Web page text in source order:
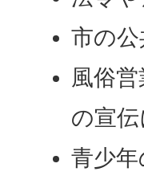
市の
風俗
の宣
青少